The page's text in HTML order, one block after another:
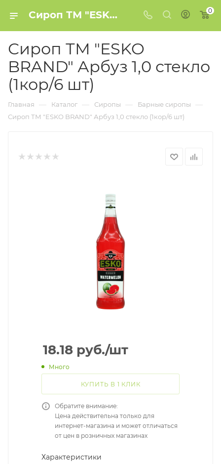
Сироп ТМ "ESKO BRAND" Арбуз 1,0 стекло (1кор/6 шт) купить в Минске 0
Сироп ТМ "ESKO
BRAND" Арбуз 1,0 стекло
(1кор/6 шт)
Главная — Каталог — Сиропы — Барные сиропы —
Сироп ТМ "ESKO BRAND" Арбуз 1,0 стекло (1кор/6 шт)
18.18 руб./шт
Много
КУПИТЬ В 1 КЛИК
Обратите внимание:
Цена действительна только для
интернет-магазина и может отличаться
от цен в розничных магазинах
Характеристики